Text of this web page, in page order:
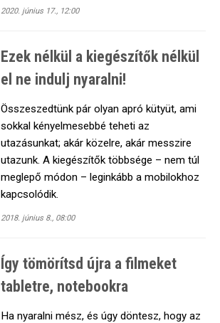
2020. június 17., 12:00
Ezek nélkül a kiegészítők nélkül
el ne indulj nyaralni!
Összeszedtünk pár olyan apró kütyüt, ami
sokkal kényelmesebbé teheti az
utazásunkat; akár közelre, akár messzire
utazunk. A kiegészítők többsége – nem túl
meglepő módon – leginkább a mobilokhoz
kapcsolódik.
2018. június 8., 08:00
Így tömörítsd újra a filmeket
tabletre, notebookra
Ha nyaralni mész, és úgy döntesz, hogy az